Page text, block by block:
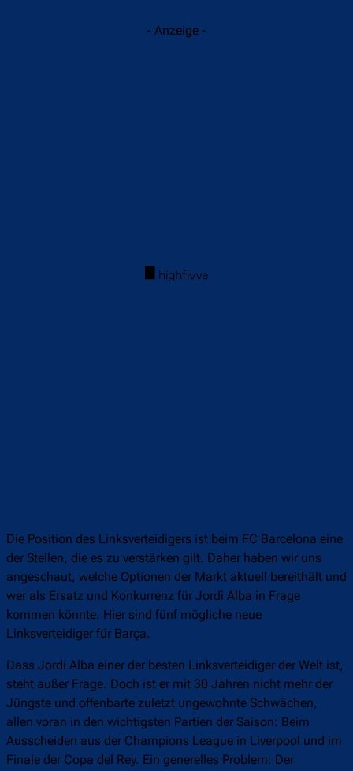
- Anzeige -
Die Position des Linksverteidigers ist beim FC Barcelona eine
der Stellen, die es zu verstärken gilt. Daher haben wir uns
angeschaut, welche Optionen der Markt aktuell bereithält und
wer als Ersatz und Konkurrenz für Jordi Alba in Frage
kommen könnte. Hier sind fünf mögliche neue
Linksverteidiger für Barça.
Dass Jordi Alba einer der besten Linksverteidiger der Welt ist,
steht außer Frage. Doch ist er mit 30 Jahren nicht mehr der
Jüngste und offenbarte zuletzt ungewohnte Schwächen,
allen voran in den wichtigsten Partien der Saison: Beim
Ausscheiden aus der Champions League in Liverpool und im
Finale der Copa del Rey. Ein generelles Problem: Der